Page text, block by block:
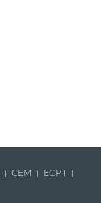
СЕМ
ECPT